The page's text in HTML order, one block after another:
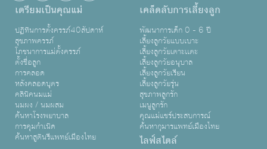
เตรียมเป็นคุณแม่
ปฏิทินการตั้งครรภ์40สัปดาห์
สุขภาพครรภ์
โภชนาการแม่ตั้งครรภ์
ตั้งชื่อลูก
การคลอด
หลังคลอดบุตร
คลินิคนมแม่
นมผง / นมผสม
ค้นหาโรงพยาบาล
การคุมกำเนิด
ค้นหาสูตินรีแพทย์เมืองไทย
เคล็ดลับการเลี้ยงลูก
พัฒนาการเด็ก 0 - 6 ปี
เลี้ยงลูกวัยแบบเบาะ
เลี้ยงลูกวัยเตาะเเตะ
เลี้ยงลูกวัยอนุบาล
เลี้ยงลูกวัยเรียน
เลี้ยงลูกวัยรุ่น
สุขภาพลูกรัก
เมนูลูกรัก
คุณแม่แชร์ประสบการณ์
ค้นหากุมารแพทย์เมืองไทย
ไลฟ์สไตล์